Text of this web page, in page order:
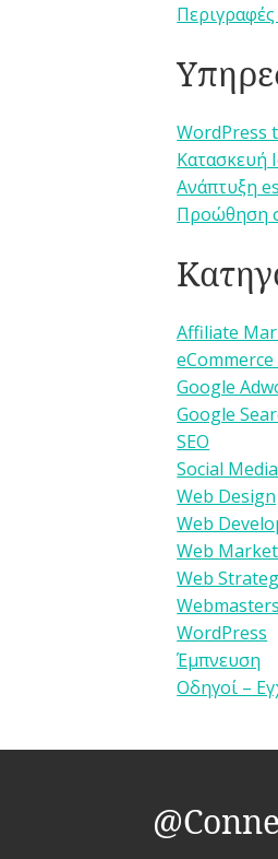
WordPress
Κατασκευή
Ανάπτυξη
Προώθηση
Affiliate
Google
Google
SEO
Social Media
Web Design
Web
Web
Web
Webmasters
WordPress
Έμπνευση
Οδηγοί –